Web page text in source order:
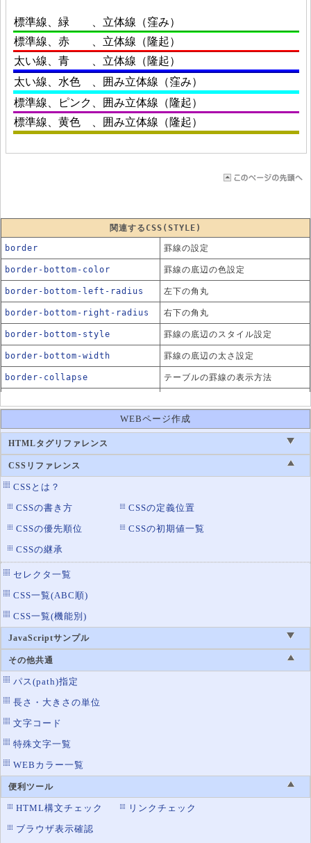
関連するCSS(STYLE)
border 罫線の設定
border-bottom-color 罫線の底辺の色設定
border-bottom-left-radius 左下の角丸
border-bottom-right-radius 右下の角丸
border-bottom-style 罫線の底辺のスタイル設定
border-bottom-width 罫線の底辺の太さ設定
border-collapse テーブルの罫線の表示方法
画像を使った罫線の表示
border-left
border-left-color
border-left-style
border-left-width 罫線の左辺の太さ設定
border-radius 角丸の設定
border-right
border-right-color
border-right-style
border-right-width
border-spacing
border-style
border-top
border-top-color
border-top-left-radius
border-top-right-radius
border-top-style
border-top-width
border-width 罫線の太さ設定
border-image-outset
WEBページ作成
HTMLタグリファレンス
CSSリファレンス
CSSとは？
CSSの書き方
CSSの定義位置
CSSの優先順位
CSSの初期値一覧
CSSの継承
セレクタ一覧
CSS一覧(ABC順)
CSS一覧(機能別)
JavaScriptサンプル
その他共通
パス(path)指定
長さ・大きさの単位
文字コード
特殊文字一覧
WEBカラー一覧
便利ツール
HTML構文チェック
リンクチェック
ブラウザ表示確認